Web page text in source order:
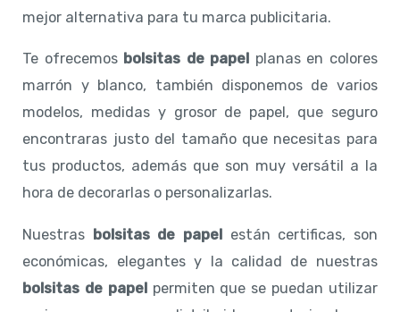
mejor alternativa para tu marca publicitaria.
Te ofrecemos bolsitas de papel planas en colores
marrón y blanco, también disponemos de varios
modelos, medidas y grosor de papel, que seguro
encontraras justo del tamaño que necesitas para
tus productos, además que son muy versátil a la
hora de decorarlas o personalizarlas.
Nuestras bolsitas de papel están certificas, son
económicas, elegantes y la calidad de nuestras
bolsitas de papelpermiten que se puedan utilizar